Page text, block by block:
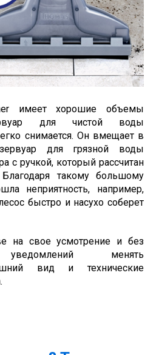
имеет хорошие объемы
для чистой воды
снимается. Он вмещает в
для грязной воды
с ручкой, который рассчитан
такому большому
неприятность, например,
быстро и насухо соберет
на свое усмотрение и без
уведомлений менять
вид и технические